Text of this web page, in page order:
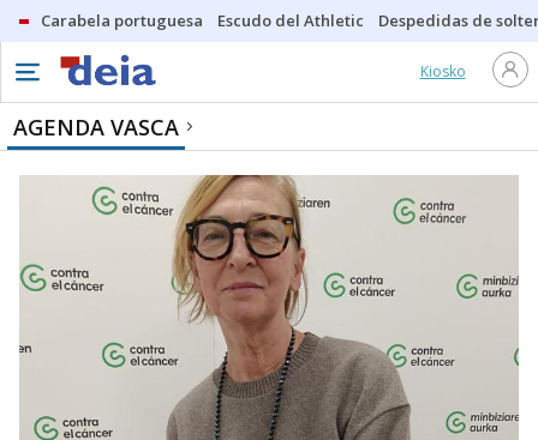
Carabela portuguesa Escudo del Athletic Despedidas de
Kiosko
AGENDA VASCA